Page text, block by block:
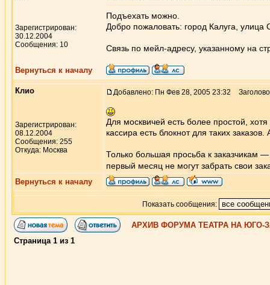
Зарегистрирован:
30.12.2004
Сообщения: 10
Подъехать можно.
Добро пожаловать: город Калуга, улица
Связь по мейл-адресу, указанному на
Вернуться к началу
Клио
Зарегистрирован:
08.12.2004
Сообщения: 255
Откуда: Москва
Добавлено: Пн Фев 28, 2005 23:32
Для москвичей есть более простой,
кассира есть блокнот для таких
Только большая просьба к заказчикам
первый месяц не могут забрать свои
Вернуться к началу
Показать сообщения:
АРХИВ ФОРУМА ТЕАТРА НА ЮГО-
Страница 1 из 1